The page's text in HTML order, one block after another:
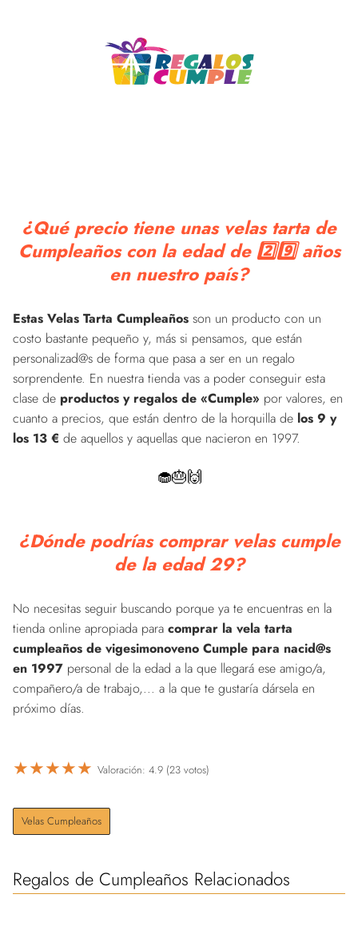
¿Qué precio tiene unas velas tarta de
Cumpleaños con la edad de 2️⃣9️⃣ años
en nuestro país?
Estas Velas Tarta Cumpleaños son un producto con un
costo bastante pequeño y, más si pensamos, que están
personalizad@s de forma que pasa a ser en un regalo
sorprendente. En nuestra tienda vas a poder conseguir esta
clase de productos y regalos de «Cumple» por valores, en
cuanto a precios, que están dentro de la horquilla de los 9 y
los 13 € de aquellos y aquellas que nacieron en 1997.
🧁🎂🙌
¿Dónde podrías comprar velas cumple
de la edad 29?
No necesitas seguir buscando porque ya te encuentras en la
tienda online apropiada para comprar la vela tarta
cumpleaños de vigesimonoveno Cumple para nacid@s
en 1997 personal de la edad a la que llegará ese amigo/a,
compañero/a de trabajo,... a la que te gustaría dársela en
próximo días.
★★★★★ Valoración: 4.9 (23 votos)
Velas Cumpleaños
Regalos de Cumpleaños Relacionados